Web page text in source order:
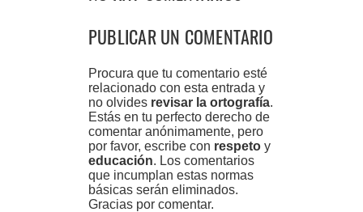
PUBLICAR UN COMENTARIO
Procura que tu comentario esté
relacionado con esta entrada y
no olvides revisar la ortografía.
Estás en tu perfecto derecho de
comentar anónimamente, pero
por favor, escribe con respeto y
educación. Los comentarios
que incumplan estas normas
básicas serán eliminados.
Gracias por comentar.